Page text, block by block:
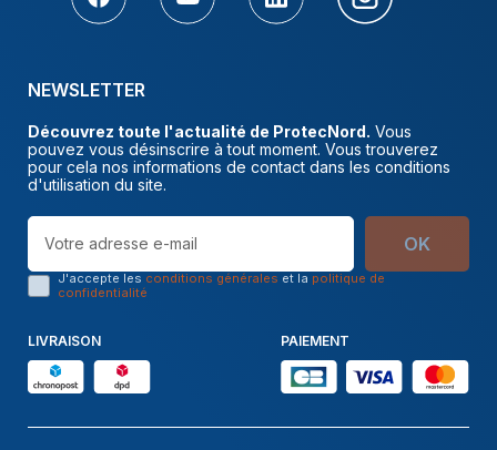
NEWSLETTER
Découvrez toute l'actualité de ProtecNord. Vous
pouvez vous désinscrire à tout moment. Vous trouverez
pour cela nos informations de contact dans les conditions
d'utilisation du site.
OK
J'accepte les conditions générales et la politique de
confidentialité
LIVRAISON PAIEMENT